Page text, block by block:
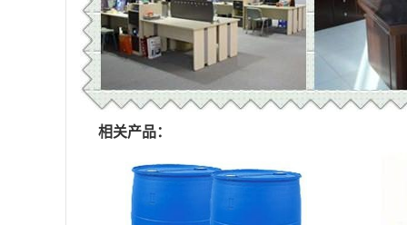
相关产品：